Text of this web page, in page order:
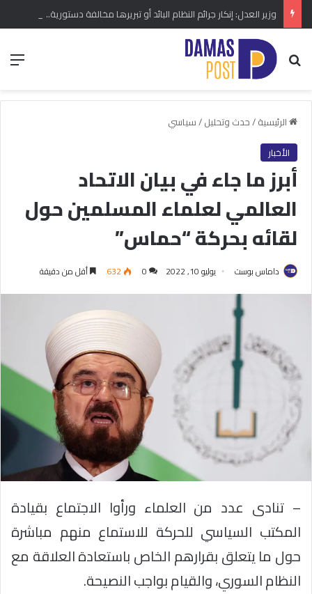
بحث عن
الرئيسية/حدث وتحليل/سياسي
الأخبار
أبرز ما جاء في بيان الاتحاد
العالمي لعلماء المسلمين حول
لقائه بحركة “حماس”
داماس بوست يوليو 10, 2022 0
632 أقل من دقيقة
– تنادى عدد من العلماء ورأوا الاجتماع بقيادة
المكتب السياسي للحركة للاستماع منهم مباشرة
حول ما يتعلق بقرارهم الخاص باستعادة العلاقة مع
النظام السوري، والقيام بواجب النصيحة.